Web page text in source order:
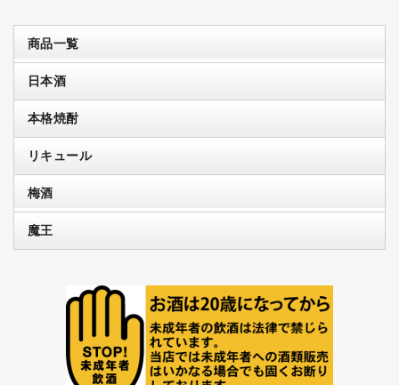
商品一覧
日本酒
本格焼酎
リキュール
梅酒
魔王